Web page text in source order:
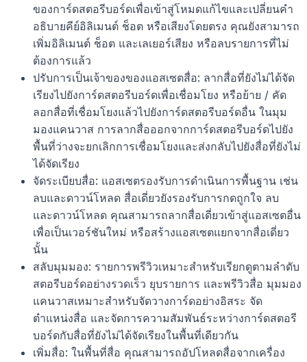
ของการ์ดสตอรีบอร์ดเพื่อเข้าสู่โหมดแก้ไขและเปลี่ยนคำ
อธิบายคีย์อิลิเมนต์ ช็อต หรือเสียงโดยตรง คุณยังสามารถ
เพิ่มอิลิเมนต์ ช็อต และเลเยอร์เสียง หรือลบรายการที่ไม่
ต้องการแล้ว
ปรับการเป็นเจ้าของของแอสเซตสื่อ: ลากสื่อที่ยังไม่ได้จัด
เรียงไปยังการ์ดสตอรีบอร์ดเพื่อเชื่อมโยง หรือย้าย / คัด
ลอกสื่อที่เชื่อมโยงแล้วไปยังการ์ดสตอรีบอร์ดอื่น ในมุม
มองแคนวาส การลากสื่อออกจากการ์ดสตอรีบอร์ดไปยัง
พื้นที่ว่างจะยกเลิกการเชื่อมโยงและส่งกลับไปยังสื่อที่ยังไม่
ได้จัดเรียง
จัดระเบียบสื่อ: แอสเซตรองรับการดำเนินการพื้นฐาน เช่น
ลบและดาวน์โหลด สื่อเดี่ยวยังรองรับการกดถูกใจ ลบ
และดาวน์โหลด คุณสามารถลากสื่อเดี่ยวเข้าสู่แอสเซตอื่น
เพื่อเป็นเวอร์ชันใหม่ หรือสร้างแอสเซตแยกจากสื่อเดี่ยว
นั้น
สลับมุมมอง: รายการพรีวิวเหมาะสำหรับเรียกดูตามลำดับ
สตอรีบอร์ดอย่างรวดเร็ว ยุบรายการ และพรีวิวสื่อ มุมมอง
แคนวาสเหมาะสำหรับจัดวางการ์ดอย่างอิสระ จัด
ตำแหน่งสื่อ และจัดการความสัมพันธ์ระหว่างการ์ดสตอรี
บอร์ดกับสื่อที่ยังไม่ได้จัดเรียงในพื้นที่เดียวกัน
เพิ่มสื่อ: ในพื้นที่สื่อ คุณสามารถอัปโหลดสื่อจากเครื่อง